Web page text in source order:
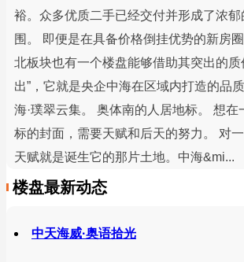
裕。众多优质二手已经交付并形成了浓
围。 即便是在具备价格倒挂优势的新房
北板块也有一个楼盘能够借助其突出的质
出”，它就是央企中海在区域内打造的
海·璞翠云集。 奥体南的人居地标。 想在
标的封面，需要天赋和后天的努力。 对
天赋就是诞生它的那片土地。中海&mi...
楼盘最新动态
中天海威·奥语拾光